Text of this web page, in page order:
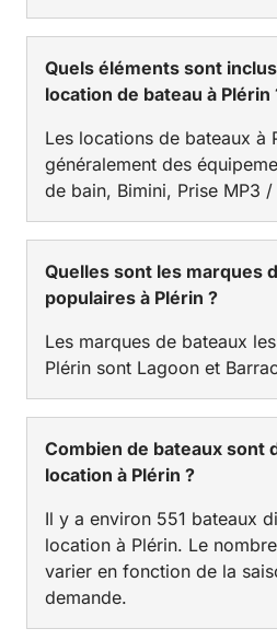
Quels éléments sont
location de bateau à Plérin
Les locations de bateaux à
généralement des
de bain, Bimini, Prise MP3
Quelles sont les marques
populaires à Plérin ?
Les marques de bateaux
Plérin sont Lagoon et
Combien de bateaux sont
location à Plérin ?
Il y a environ 551 bateaux
location à Plérin. Le
varier en fonction de la
demande.